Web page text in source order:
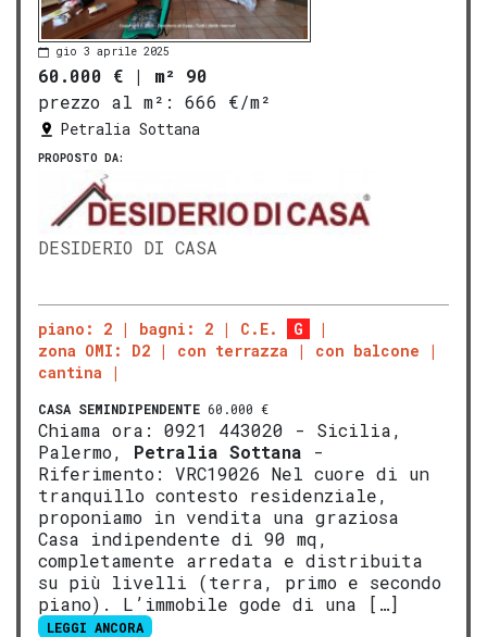
gio 3 aprile 2025
60.000 € | m² 90
prezzo al m²:
666 €/m²
Petralia Sottana
PROPOSTO DA:
DESIDERIO DI CASA
piano: 2 bagni: 2 C.E.
G
zona OMI: D2
con terrazza
con balcone
cantina
CASA SEMINDIPENDENTE 60.000 €
Chiama ora: 0921 443020 - Sicilia,
Palermo, Petralia Sottana -
Riferimento: VRC19026 Nel cuore di un
tranquillo contesto residenziale,
proponiamo in vendita una graziosa
Casa indipendente di 90 mq,
completamente arredata e distribuita
su più livelli (terra, primo e secondo
piano). L’immobile gode di una […]
LEGGI ANCORA